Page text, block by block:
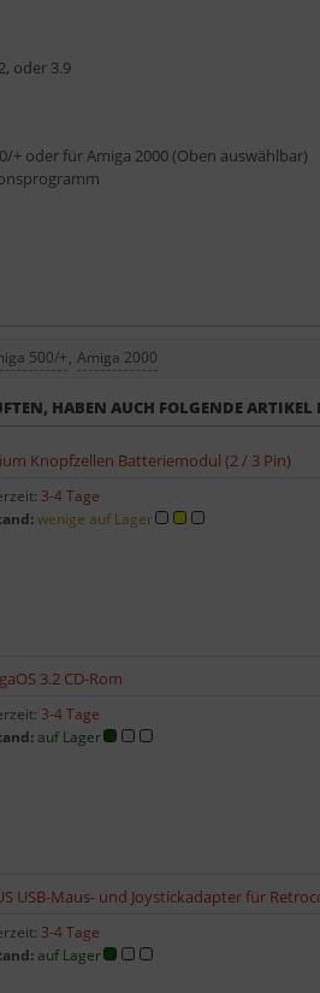
oder 3.9
+ oder für Amiga 2000 (Oben auswählbar)
500/+, Amiga 2000
HABEN AUCH FOLGENDE ARTIKEL
Knopfzellen Batteriemodul (2 / 3 Pin)
3-4 Tage
wenige auf Lager
3.2 CD-Rom
3-4 Tage
auf Lager
USB-Maus- und Joystickadapter für
3-4 Tage
auf Lager